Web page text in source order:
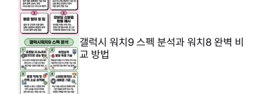
갤럭시 워치9 스펙 분석과 워치8 완벽 비
교 방법